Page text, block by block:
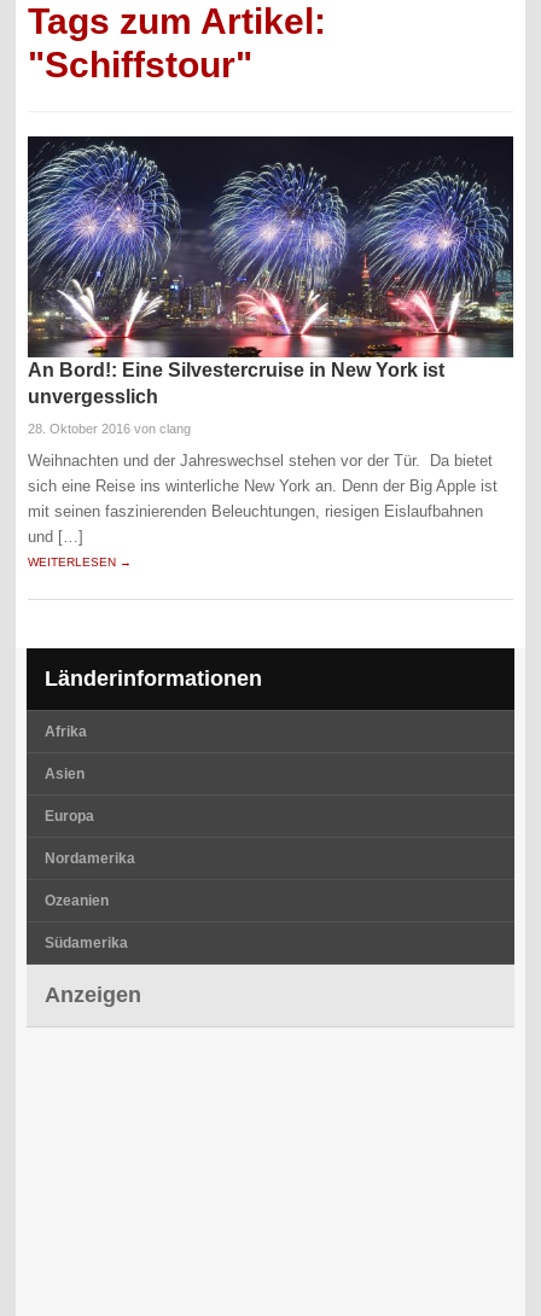
Tags zum Artikel:
"Schiffstour"
An Bord!: Eine Silvestercruise in New York ist
unvergesslich
28. Oktober 2016 von clang
Weihnachten und der Jahreswechsel stehen vor der Tür. Da bietet
sich eine Reise ins winterliche New York an. Denn der Big Apple ist
mit seinen faszinierenden Beleuchtungen, riesigen Eislaufbahnen
und […]
WEITERLESEN →
Länderinformationen
Afrika
Asien
Europa
Nordamerika
Ozeanien
Südamerika
Anzeigen